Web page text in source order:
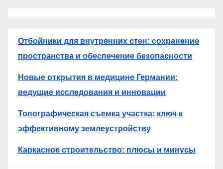
Отбойники для внутренних стен: сохранение
пространства и обеспечение безопасности
Новые открытия в медицине Германии:
ведущие исследования и инновации
Топографическая съемка участка: ключ к
эффективному землеустройству
Каркасное строительство: плюсы и минусы